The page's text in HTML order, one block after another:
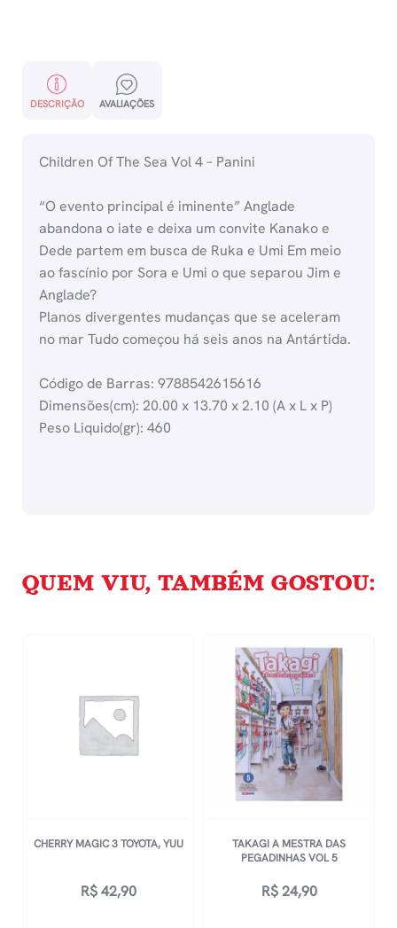
DESCRIÇÃO AVALIAÇÕES
Children Of The Sea Vol 4 – Panini
“O evento principal é iminente” Anglade
abandona o iate e deixa um convite Kanako e
Dede partem em busca de Ruka e Umi Em meio
ao fascínio por Sora e Umi o que separou Jim e
Anglade?
Planos divergentes mudanças que se aceleram
no mar Tudo começou há seis anos na Antártida.
Código de Barras: 9788542615616
Dimensões(cm): 20.00 x 13.70 x 2.10 (A x L x P)
Peso Liquido(gr): 460
QUEM VIU, TAMBÉM GOSTOU:
CHERRY MAGIC 3 TOYOTA, YUU
R$42,90
TAKAGI A MESTRA DAS
PEGADINHAS VOL 5
R$24,90